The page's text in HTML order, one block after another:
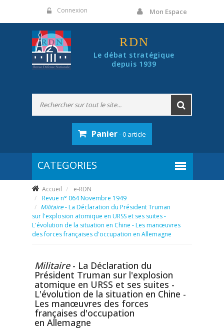
Connexion Mon Espace
RDN
Le débat stratégique
depuis 1939
Panier- 0 article
Accueil
e-RDN
Revue n° 064 Novembre 1949
Militaire- La Déclaration du Président Truman
sur l'explosion atomique en URSS et ses suites -
L'évolution de la situation en Chine - Les manœuvres
des forces françaises d'occupation en Allemagne
Militaire - La Déclaration du
Président Truman sur l'explosion
atomique en URSS et ses suites -
L'évolution de la situation en Chine -
Les manœuvres des forces
françaises d'occupation
en Allemagne